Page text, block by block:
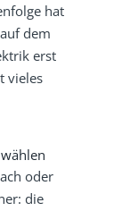
hat
dem
erst
vieles
oder
die